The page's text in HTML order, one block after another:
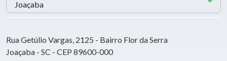
Rua Getúlio Vargas, 2125 - Bairro Flor da Serra
Joaçaba - SC - CEP 89600-000